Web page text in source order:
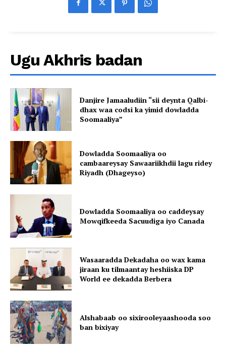
Ugu Akhris badan
Danjire Jamaaludiin “sii deynta Qalbi-
dhax waa codsi ka yimid dowladda
Soomaaliya”
Dowladda Soomaaliya oo
cambaareysay Sawaariikhdii lagu ridey
Riyadh (Dhageyso)
Dowladda Soomaaliya oo caddeysay
Mowqifkeeda Sacuudiga iyo Canada
Wasaaradda Dekadaha oo wax kama
jiraan ku tilmaantay heshiiska DP
World ee dekadda Berbera
Alshabaab oo sixirooleyaashooda soo
ban bixiyay